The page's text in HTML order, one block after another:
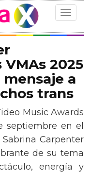
Toggle
2025
a
trans
Music Awards
septiembre en el
Carpenter
de su tema
energía y